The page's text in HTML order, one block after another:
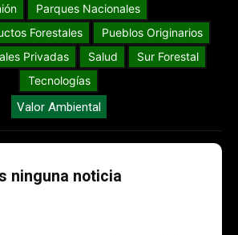
Parques Nacionales
Forestales
Pueblos Originarios
Privadas
Salud
Sur Forestal
Tecnologías
Valor Ambiental
ninguna noticia